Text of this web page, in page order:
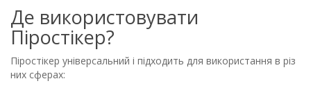
Де використовувати
Піростікер?
Піростікер універсальний і підходить для використання в різ
них сферах: